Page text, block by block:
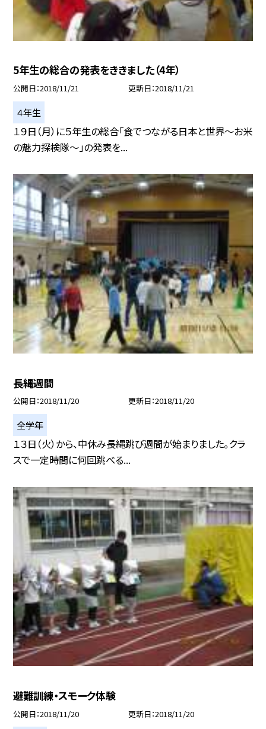
5年生の総合の発表をききました（4年）
公開日 2018/11/21 更新日 2018/11/21
４年生
１９日（月）に５年生の総合「食でつながる日本と世界〜お米
の魅力探検隊〜」の発表を...
長縄週間
公開日 2018/11/20 更新日 2018/11/20
全学年
１３日（火）から、中休み長縄跳び週間が始まりました。クラ
スで一定時間に何回跳べる...
避難訓練・スモーク体験
公開日 2018/11/20 更新日 2018/11/20